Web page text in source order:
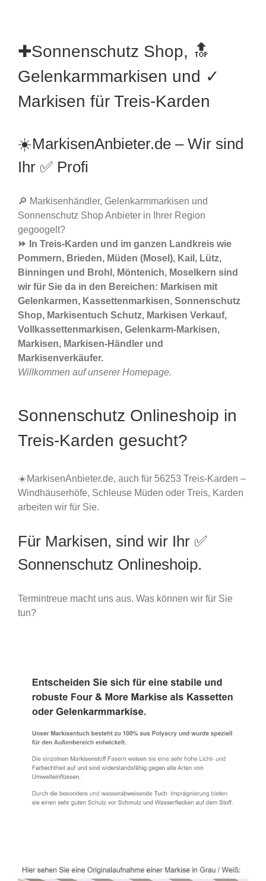
✚Sonnenschutz Shop, 🔝
Gelenkarmmarkisen und ✓
Markisen für Treis-Karden
☀️MarkisenAnbieter.de – Wir sind
Ihr ✅ Profi
🔎 Markisenhändler, Gelenkarmmarkisen und
Sonnenschutz Shop Anbieter in Ihrer Region
gegoogelt?
⏩ In Treis-Karden und im ganzen Landkreis wie
Pommern, Brieden, Müden (Mosel), Kail, Lütz,
Binningen und Brohl, Möntenich, Moselkern sind
wir für Sie da in den Bereichen: Markisen mit
Gelenkarmen, Kassettenmarkisen, Sonnenschutz
Shop, Markisentuch Schutz, Markisen Verkauf,
Vollkassettenmarkisen, Gelenkarm-Markisen,
Markisen, Markisen-Händler und
Markisenverkäufer.
Willkommen auf unserer Homepage.
Sonnenschutz Onlineshoip in
Treis-Karden gesucht?
☀️MarkisenAnbieter.de, auch für 56253 Treis-Karden –
Windhäuserhöfe, Schleuse Müden oder Treis, Karden
arbeiten wir für Sie.
Für Markisen, sind wir Ihr ✅
Sonnenschutz Onlineshoip.
Termintreue macht uns aus. Was können wir für Sie
tun?